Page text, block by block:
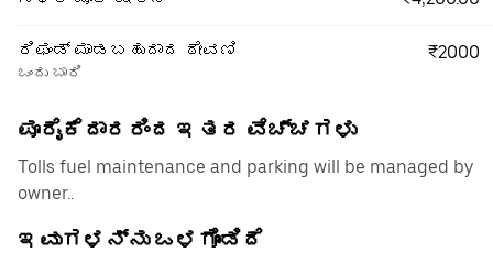
ರಿಫಂಡ್ ಮಾಡಬಹುದಾದ ಠೇವಣಿ
ಒಂದು ಬಾರಿ
₹2000
ಪೂರೈಕೆದಾರರಿಂದ ಇತರ ವೆಚ್ಚಗಳು
Tolls fuel maintenance and parking will be managed by
owner..
ಇವುಗಳನ್ನು ಒಳಗೊಂಡಿದೆ